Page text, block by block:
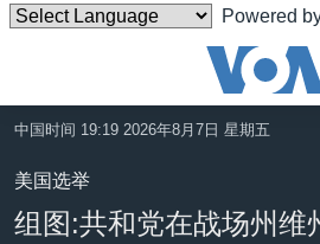
Powered
碍
接
跳中国
中国时间 19:19 2026年8月7日 星期五
美国选举
组图:共和党在战场州维